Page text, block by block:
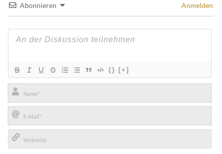
Abonnieren Anmelden
{} [+]
Name*
E-
Mail*